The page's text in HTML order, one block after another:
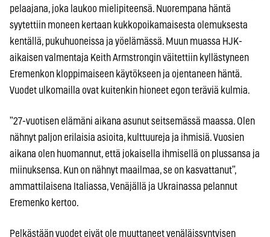
pelaajana, joka laukoo mielipiteensä. Nuorempana häntä
syytettiin moneen kertaan kukkopoikamaisesta olemuksesta
kentällä, pukuhuoneissa ja yöelämässä. Muun muassa HJK-
aikaisen valmentaja Keith Armstrongin väitettiin kyllästyneen
Eremenkon kloppimaiseen käytökseen ja ojentaneen häntä.
Vuodet ulkomailla ovat kuitenkin hioneet egon teräviä kulmia.
”27-vuotisen elämäni aikana asunut seitsemässä maassa. Olen
nähnyt paljon erilaisia asioita, kulttuureja ja ihmisiä. Vuosien
aikana olen huomannut, että jokaisella ihmisellä on plussansa ja
miinuksensa. Kun on nähnyt maailmaa, se on kasvattanut”,
ammattilaisena Italiassa, Venäjällä ja Ukrainassa pelannut
Eremenko kertoo.
Pelkästään vuodet eivät ole muuttaneet venäläissyntyisen